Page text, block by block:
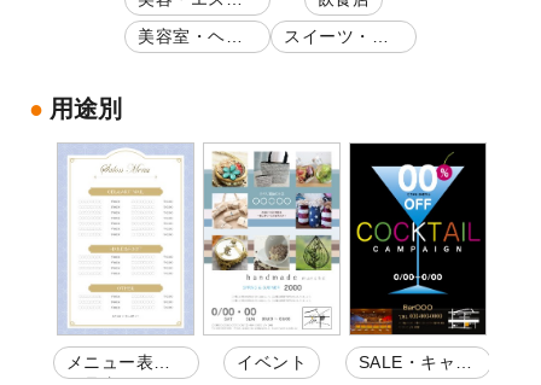
サロン
美容室・ヘア
サロン
スイーツ・ケ
ーキ屋
用途別
メニュー表・
イベント
SALE・キャン